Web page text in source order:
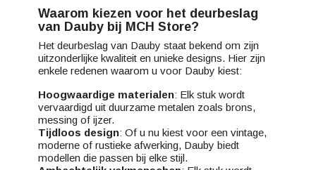
Waarom kiezen voor het deurbeslag
van Dauby bij MCH Store?
Het deurbeslag van Dauby staat bekend om zijn
uitzonderlijke kwaliteit en unieke designs. Hier zijn
enkele redenen waarom u voor Dauby kiest:
Hoogwaardige materialen: Elk stuk wordt
vervaardigd uit duurzame metalen zoals brons,
messing of ijzer.
Tijdloos design: Of u nu kiest voor een vintage,
moderne of rustieke afwerking, Dauby biedt
modellen die passen bij elke stijl.